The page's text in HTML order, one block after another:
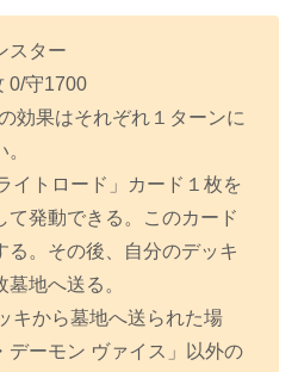
スター
0/守1700
効果はそれぞれ１ターンに
イトロード」カード１枚を
て発動できる。このカード
る。その後、自分のデッキ
地へ送る。
キから墓地へ送られた場
デーモン ヴァイス」以外の